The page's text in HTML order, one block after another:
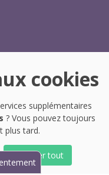
cookies
supplémentaires
? Vous pouvez toujours
plus tard.
Accepter tout